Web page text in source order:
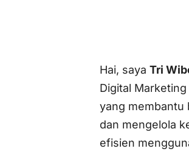
Hai, saya Tri
Digital
yang membantu
dan mengelola
efisien